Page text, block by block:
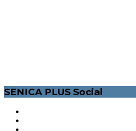
SENICA PLUS Social